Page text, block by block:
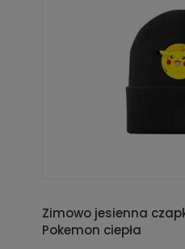
Zimowo jesienna
Pokemon ciepła